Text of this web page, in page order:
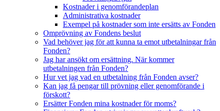
Kostnader i genomförandeplan
Administrativa kostnader
Exempel på kostnader som inte ersätts av Fonden
Omprövning av Fondens beslut
Vad behöver jag för att kunna ta emot utbetalningar från
Fonden?
Jag har ansökt om ersättning. När kommer
utbetalningen från Fonden?
Hur vet jag vad en utbetalning från Fonden avser?
Kan jag få pengar till prövning eller genomförande i
förskott?
Ersätter Fonden mina kostnader för moms?